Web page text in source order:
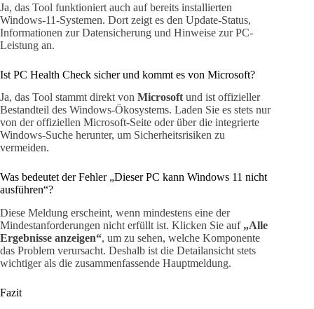
Ja, das Tool funktioniert auch auf bereits installierten
Windows-11-Systemen. Dort zeigt es den Update-Status,
Informationen zur Datensicherung und Hinweise zur PC-
Leistung an.
Ist PC Health Check sicher und kommt es von Microsoft?
Ja, das Tool stammt direkt von Microsoftund ist offizieller
Bestandteil des Windows-Ökosystems. Laden Sie es stets nur
von der offiziellen Microsoft-Seite oder über die integrierte
Windows-Suche herunter, um Sicherheitsrisiken zu
vermeiden.
Was bedeutet der Fehler „Dieser PC kann Windows 11 nicht
ausführen“?
Diese Meldung erscheint, wenn mindestens eine der
Mindestanforderungen nicht erfüllt ist. Klicken Sie auf „Alle
Ergebnisse anzeigen“, um zu sehen, welche Komponente
das Problem verursacht. Deshalb ist die Detailansicht stets
wichtiger als die zusammenfassende Hauptmeldung.
Fazit